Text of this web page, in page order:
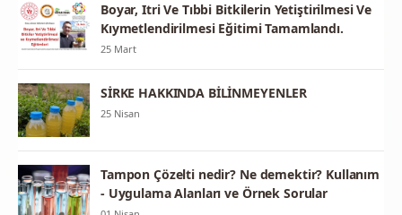
Boyar, Itri Ve Tıbbi Bitkilerin Yetiştirilmesi Ve
Kıymetlendirilmesi Eğitimi Tamamlandı.
25 Mart
SİRKE HAKKINDA BİLİNMEYENLER
25 Nisan
Tampon Çözelti nedir? Ne demektir? Kullanım
- Uygulama Alanları ve Örnek Sorular